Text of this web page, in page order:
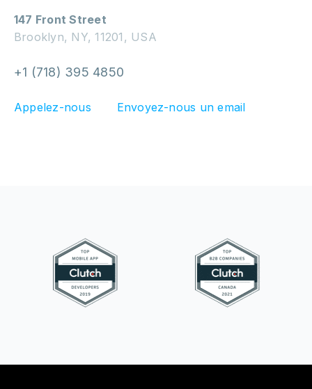
147 Front Street
Brooklyn, NY, 11201, USA
+1 (718) 395 4850
Appelez-nous Envoyez-nous un email